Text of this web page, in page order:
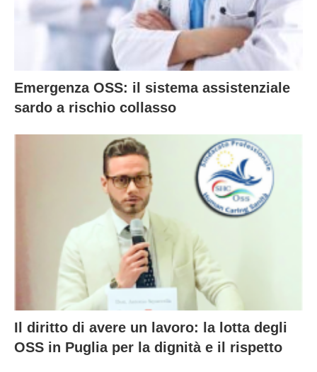
Emergenza OSS: il sistema assistenziale
sardo a rischio collasso
Il diritto di avere un lavoro: la lotta degli
OSS in Puglia per la dignità e il rispetto